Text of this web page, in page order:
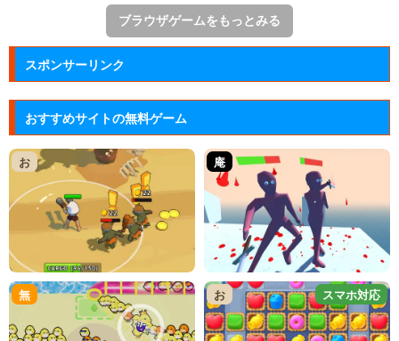
ブラウザゲームをもっとみる
スポンサーリンク
おすすめサイトの無料ゲーム
お 庵
無 お スマホ対応